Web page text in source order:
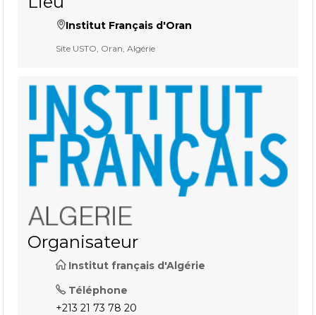
Institut Français d'Oran
Site USTO, Oran, Algérie
Organisateur
Institut français d'Algérie
Téléphone
+213 21 73 78 20